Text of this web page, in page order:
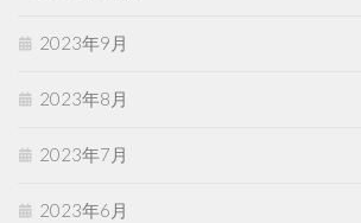
2023年9月
2023年8月
2023年7月
2023年6月